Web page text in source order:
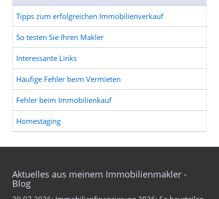
Tipps zum erfolgreichen Immobilienverkauf
So testen Sie Ihren Makler
Interessante Links
Häufige Fehler beim Vermieten
Fehler beim Immobilienkauf
Homestaging
Aktuelles aus meinem Immobilienmakler -
Blog